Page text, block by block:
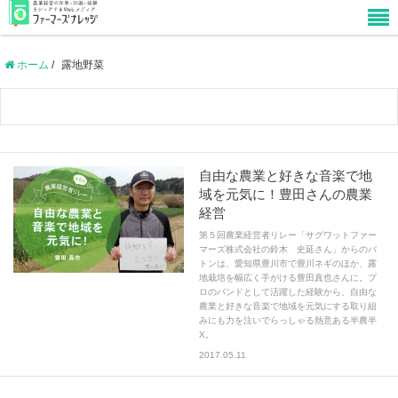
ホーム / 露地野菜
自由な農業と好きな音楽で地
域を元気に！豊田さんの農業
経営
第５回農業経営者リレー「サグワットファー
マーズ株式会社の鈴木 史延さん」からのバ
トンは、愛知県豊川市で豊川ネギのほか、露
地栽培を幅広く手がける豊田真也さんに。プ
ロのバンドとして活躍した経験から、自由な
農業と好きな音楽で地域を元気にする取り組
みにも力を注いでらっしゃる熱意ある半農半
X。
2017.05.11